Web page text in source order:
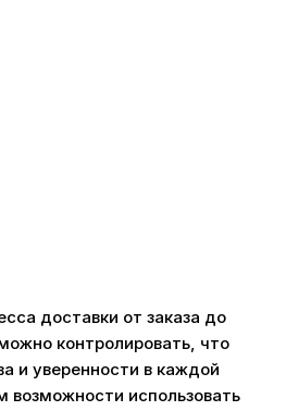
доставки от заказа до
контролировать, что
и уверенности в каждой
возможности использовать